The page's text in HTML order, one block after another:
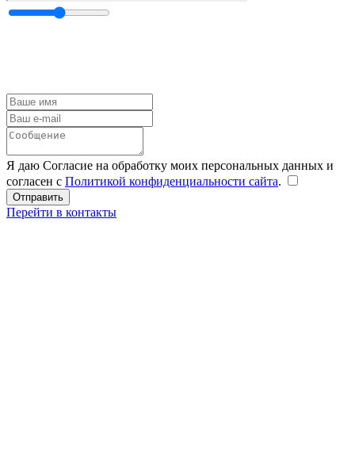
Я даю Согласие на обработку моих персональных данных и
согласен с Политикой конфиденциальности сайта.
Перейти в контакты